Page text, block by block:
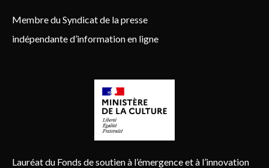
Membre du Syndicat de la presse
indépendante d’information en ligne
Lauréat du Fonds de soutien à l’émergence et à l’innovation